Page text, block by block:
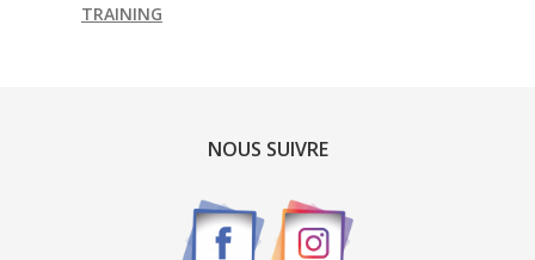
TRAINING
NOUS SUIVRE